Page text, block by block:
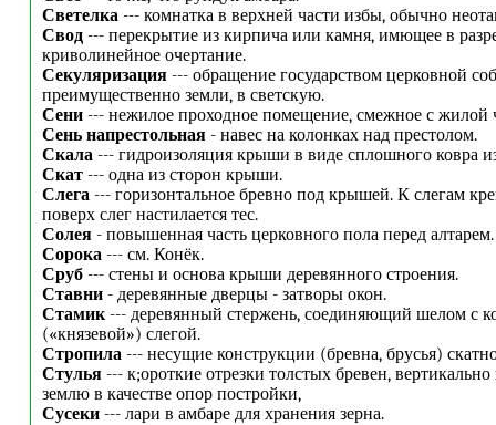
Светелка--- комнатка в верхней части избы, обычно
Свод --- перекрытие из кирпича или камня, имющее в
криволинейное очертание.
Секуляризация--- обращение государством церковной
преимущественно земли, в светскую.
Сени --- нежилое проходное помещение, смежное с жилой
Сень напрестольная- навес на колонках над престолом.
Скала--- гидроизоляция крыши в виде сплошного ковра
Скат--- одна из сторон крыши.
Слега --- горизонтальное бревно под крышей. К слегам
поверх слег настилается тес.
Солея- повышенная часть церковного пола перед алтарем.
Сорока--- см. Конёк.
Сруб--- стены и основа крыши деревянного строения.
Ставни- деревянные дверцы - затворы окон.
Стамик--- деревянный стержень, соединяющий шелом с
(«князевой») слегой.
Стропила--- несущие конструкции (бревна, брусья)
Стулья--- к;ороткие отрезки толстых бревен,
землю в качестве опор постройки,
Сусеки --- лари в амбаре для хранения зерна.